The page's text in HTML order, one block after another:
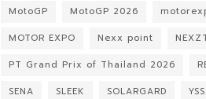
MotoGP
MotoGP 2026
MOTOR EXPO
Nexx point
PT Grand Prix of Thailand 2026
SENA
SLEEK SOLARGARD
YSS